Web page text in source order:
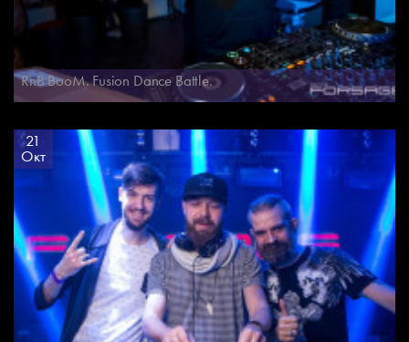
RnB BooM. Fusion Dance Battle.
21
Окт